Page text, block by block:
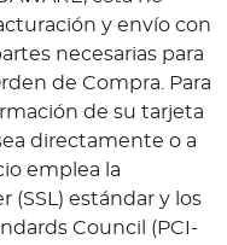
y envío con
necesarias para
de Compra. Para
de su tarjeta
directamente o a
emplea la
(SSL) estándar y los
Council (PCI-